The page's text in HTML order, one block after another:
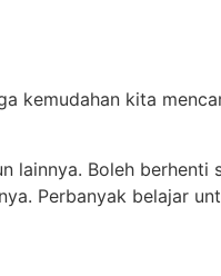
kemudahan kita
lainnya. Boleh berhenti
Perbanyak belajar